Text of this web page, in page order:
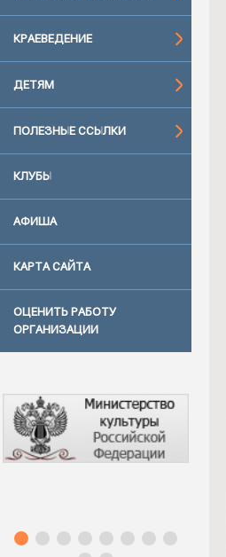
КРАЕВЕДЕНИЕ
ДЕТЯМ
ПОЛЕЗНЫЕ ССЫЛКИ
КЛУБЫ
АФИША
КАРТА САЙТА
ОЦЕНИТЬ РАБОТУ
ОРГАНИЗАЦИИ